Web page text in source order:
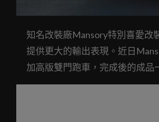
知名改裝廠Mansory特別喜愛改
提供更大的輸出表現。近日
加高版雙門跑車，完成後的成品